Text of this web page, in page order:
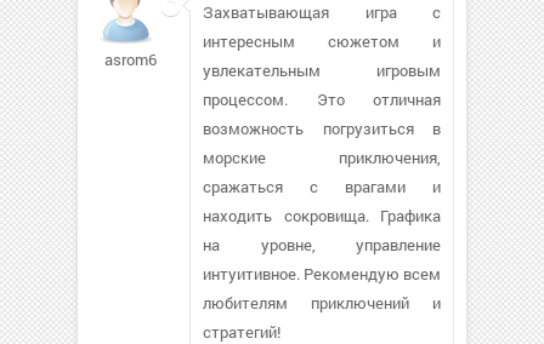
asrom667
Захватывающая игра с
интересным сюжетом и
увлекательным игровым
процессом. Это отличная
возможность погрузиться в
морские приключения,
сражаться с врагами и
находить сокровища. Графика
на уровне, управление
интуитивное. Рекомендую всем
любителям приключений и
стратегий!